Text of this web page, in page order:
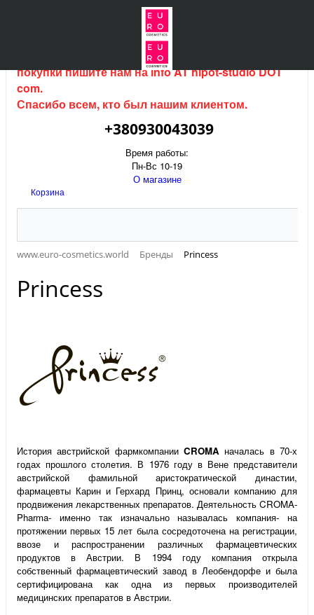
Интернет магазин (данный сайт) продается, для
покупки пишите нам наinfo AT hipot-studio DOT
com.
Спасибо всем, кто был нашим клиентом.
+380930043039
Время работы:
Пн-Вс 10-19
О магазине
Корзина
www.euro-cosmetics.world Бренды Princess
Princess
История австрийской фармкомпании CROMA началась в 70-х
годах прошлого столетия. В 1976 году в Вене представители
австрийской фамильной аристократической династии,
фармацевты Карин и Герхард Принц, основали компанию для
продвижения лекарственных препаратов. Деятельность CROMA-
Pharma- именно так изначально называлась компания- на
протяжении первых 15 лет была сосредоточена на регистрации,
ввозе и распространении различных фармацевтических
продуктов в Австрии. В 1994 году компания открыла
собственный фармацевтический завод в Леобендорфе и была
сертифицирована как одна из первых производителей
медицинских препаратов в Австрии.